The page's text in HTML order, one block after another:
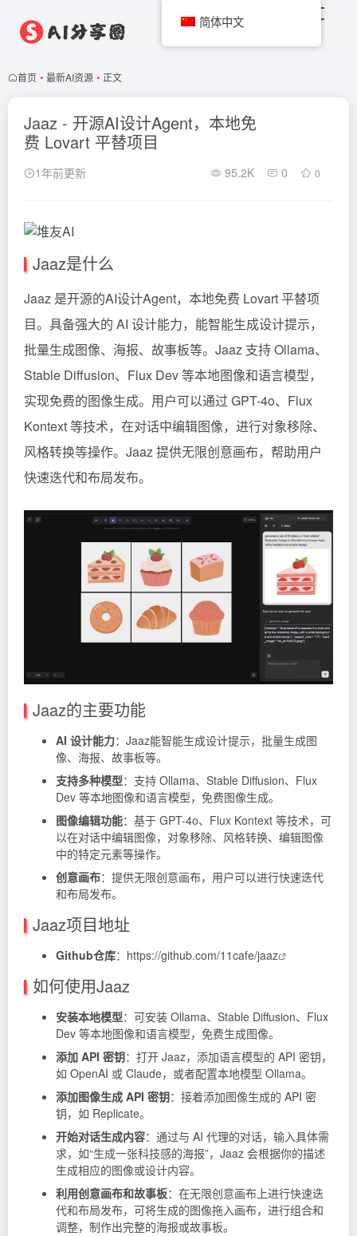
首页 • 最新AI资源 • 正文
Jaaz - 开源AI设计Agent，本地免
费 Lovart 平替项目
1年前更新 95.2K 0 0
Jaaz是什么
Jaaz 是开源的AI设计Agent，本地免费 Lovart 平替项
目。具备强大的 AI 设计能力，能智能生成设计提示，
批量生成图像、海报、故事板等。Jaaz 支持 Ollama、
Stable Diffusion、Flux Dev 等本地图像和语言模型，
实现免费的图像生成。用户可以通过 GPT-4o、Flux
Kontext 等技术，在对话中编辑图像，进行对象移除、
风格转换等操作。Jaaz 提供无限创意画布，帮助用户
快速迭代和布局发布。
Jaaz的主要功能
AI 设计能力：Jaaz能智能生成设计提示，批量生成图
像、海报、故事板等。
支持多种模型：支持 Ollama、Stable Diffusion、Flux
Dev 等本地图像和语言模型，免费图像生成。
图像编辑功能：基于 GPT-4o、Flux Kontext 等技术，可
以在对话中编辑图像，对象移除、风格转换、编辑图像
中的特定元素等操作。
创意画布：提供无限创意画布，用户可以进行快速迭代
和布局发布。
Jaaz项目地址
Github仓库： https://github.com/11cafe/jaaz
如何使用Jaaz
安装本地模型：可安装 Ollama、Stable Diffusion、Flux
Dev 等本地图像和语言模型，免费生成图像。
添加 API 密钥：打开 Jaaz，添加语言模型的 API 密钥，
如 OpenAI 或 Claude，或者配置本地模型 Ollama。
添加图像生成 API 密钥：接着添加图像生成的 API 密
钥，如 Replicate。
开始对话生成内容：通过与 AI 代理的对话，输入具体需
求，如“生成一张科技感的海报”，Jaaz 会根据你的描述
生成相应的图像或设计内容。
利用创意画布和故事板：在无限创意画布上进行快速迭
代和布局发布，可将生成的图像拖入画布，进行组合和
调整，制作出完整的海报或故事板。
简体中文